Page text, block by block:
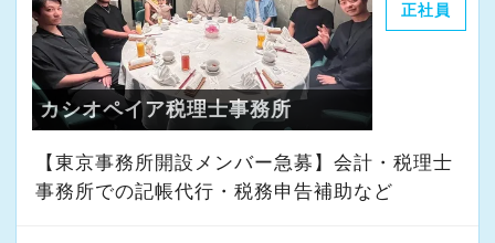
正社員
カシオペイア税理士事務所
【東京事務所開設メンバー急募】会計・税理士
事務所での記帳代行・税務申告補助など